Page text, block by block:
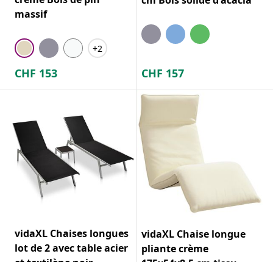
massif
+2
CHF 153 CHF 157
vidaXL Chaises longues
lot de 2 avec table acier
vidaXL Chaise longue
pliante crème